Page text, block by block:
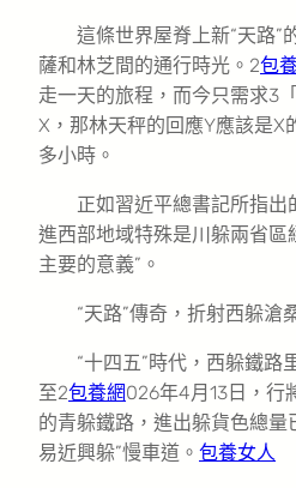
這條世界屋脊上新“天路”
薩和林芝間的通行時光。2包
走一天的旅程，而今只需求3
X，那林天秤的回應Y應該是X
多小時。
正如習近平總書記所指出
進西部地域特殊是川躲兩省區
主要的意義”。
“天路”傳奇，折射西躲滄
“十四五”時代，西躲鐵
至2包養網026年4月13日，行
的青躲鐵路，進出躲貨色總量
易近興躲”慢車道。 包養女人